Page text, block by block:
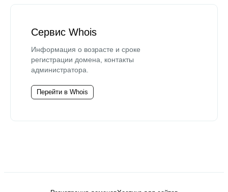
Сервис Whois
Информация о возрасте и сроке
регистрации домена, контакты
администратора.
Перейти в Whois